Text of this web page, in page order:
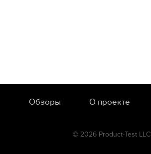
Обзоры О проекте
© 2026 Product-Test LLC